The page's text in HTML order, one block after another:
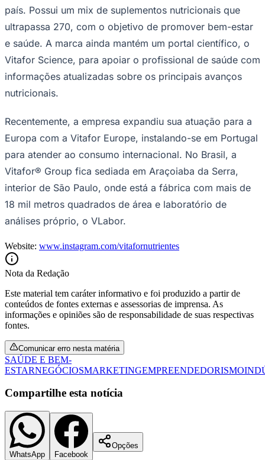
Flamengo
país. Possui um mix de suplementos nutricionais que
ultrapassa 270, com o objetivo de promover bem-estar
e saúde. A marca ainda mantém um portal científico, o
Vitafor Science, para apoiar o profissional de saúde com
informações atualizadas sobre os principais avanços
nutricionais.
Recentemente, a empresa expandiu sua atuação para a
Europa com a Vitafor Europe, instalando-se em Portugal
para atender ao consumo internacional. No Brasil, a
Vitafor® Group fica sediada em Araçoiaba da Serra,
interior de São Paulo, onde está a fábrica com mais de
18 mil metros quadrados de área e laboratório de
análises próprio, o VLabor.
Website: www.instagram.com/vitafornutrientes
Nota da Redação
Este material tem caráter informativo e foi produzido a partir de
conteúdos de fontes externas e assessorias de imprensa. As
informações e opiniões são de responsabilidade de suas respectivas
fontes.
Comunicar erro nesta matéria
SAÚDE E BEM-
ESTARNEGÓCIOSMARKETINGEMPREENDEDORISMO
Compartilhe esta notícia
WhatsApp Facebook
Opções